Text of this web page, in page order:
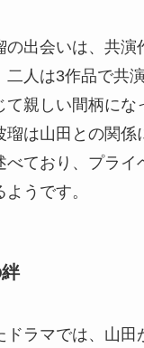
の出会いは、共演
二人は3作品で共
て親しい間柄にな
瑠は山田との関係
べており、プライ
うです。
ドラマでは、山田